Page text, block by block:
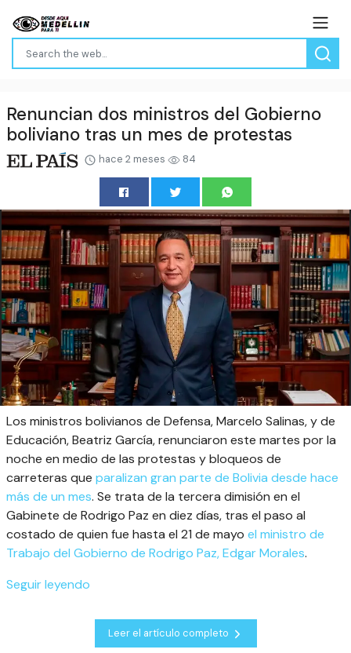
Renuncian dos ministros del Gobierno
boliviano tras un mes de protestas
hace 2 meses 84
Los ministros bolivianos de Defensa, Marcelo Salinas, y de
Educación, Beatriz García, renunciaron este martes por la
noche en medio de las protestas y bloqueos de
carreteras que paralizan gran parte de Bolivia desde hace
más de un mes. Se trata de la tercera dimisión en el
Gabinete de Rodrigo Paz en diez días, tras el paso al
costado de quien fue hasta el 21 de mayo el ministro de
Trabajo del Gobierno de Rodrigo Paz, Edgar Morales.
Seguir leyendo
Leer el artículo completo